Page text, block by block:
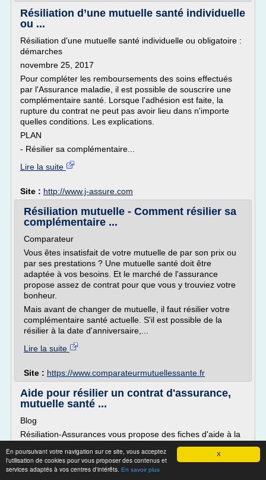
X
En poursuivant votre navigation sur ce site, vous acceptez
l'utilisation de cookies pour vous proposer des contenus et
services adaptés à vos centres d'intérêts. En savoir plus
Résiliation d’une mutuelle santé individuelle
ou ...
Résiliation d'une mutuelle santé individuelle ou obligatoire :
démarches
novembre 25, 2017
Pour compléter les remboursements des soins effectués
par l'Assurance maladie, il est possible de souscrire une
complémentaire santé. Lorsque l'adhésion est faite, la
rupture du contrat ne peut pas avoir lieu dans n'importe
quelles conditions. Les explications.
PLAN
- Résilier sa complémentaire...
Lire la suite
Site : http://www.j-assure.com
Résiliation mutuelle - Comment résilier sa
complémentaire ...
Comparateur
Vous êtes insatisfait de votre mutuelle de par son prix ou
par ses prestations ? Une mutuelle santé doit être
adaptée à vos besoins. Et le marché de l'assurance
propose assez de contrat pour que vous y trouviez votre
bonheur.
Mais avant de changer de mutuelle, il faut résilier votre
complémentaire santé actuelle. S'il est possible de la
résilier à la date d'anniversaire,...
Lire la suite
Site : https://www.comparateurmutuellessante.fr
Aide pour résilier un contrat d'assurance,
mutuelle santé ...
Blog
Résiliation-Assurances vous propose des fiches d'aide à la
résiliation de vos contrats d'assurances (auto, habitation,
emprunteur...), mutuelles santés, comptes et cartes
bancaires.